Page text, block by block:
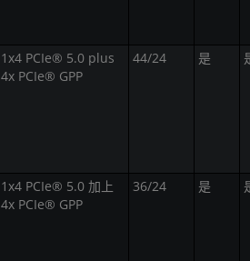
1x4 PCIe® 5.0 plus
4x PCIe® GPP
44/24 是
1x4 PCIe® 5.0 加上
4x PCIe® GPP
36/24 是